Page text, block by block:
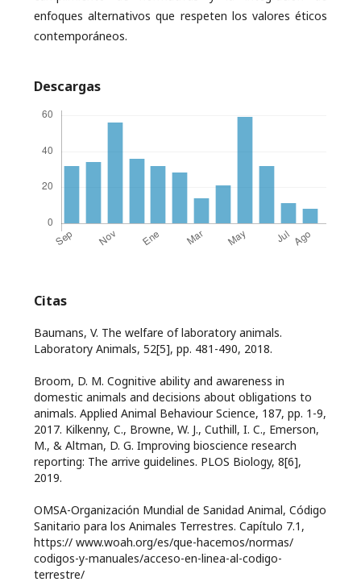
enfoques alternativos que respeten los valores éticos
contemporáneos.
Descargas
Citas
Baumans, V. The welfare of laboratory animals.
Laboratory Animals, 52[5], pp. 481-490, 2018.
Broom, D. M. Cognitive ability and awareness in
domestic animals and decisions about obligations to
animals. Applied Animal Behaviour Science, 187, pp. 1-9,
2017. Kilkenny, C., Browne, W. J., Cuthill, I. C., Emerson,
M., & Altman, D. G. Improving bioscience research
reporting: The arrive guidelines. PLOS Biology, 8[6],
2019.
OMSA-Organización Mundial de Sanidad Animal, Código
Sanitario para los Animales Terrestres. Capítulo 7.1,
https:// www.woah.org/es/que-hacemos/normas/
codigos-y-manuales/acceso-en-linea-al-codigo-
terrestre/